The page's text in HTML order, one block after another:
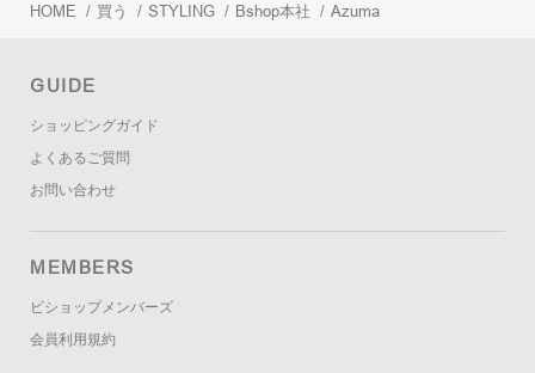
HOME / 買う / STYLING / Bshop本社 / Azuma
GUIDE
ショッピングガイド
よくあるご質問
お問い合わせ
MEMBERS
ビショップメンバーズ
会員利用規約